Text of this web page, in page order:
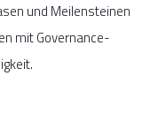
und Meilensteinen
mit Governance-